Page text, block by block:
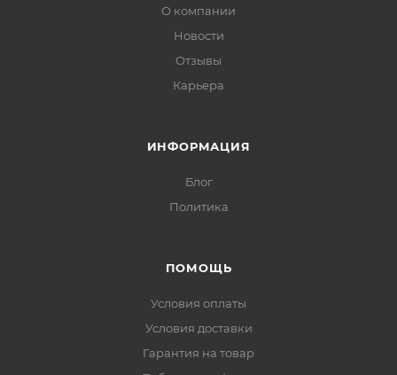
О компании
Новости
Отзывы
Карьера
ИНФОРМАЦИЯ
Блог
Политика
ПОМОЩЬ
Условия оплаты
Условия доставки
Гарантия на товар